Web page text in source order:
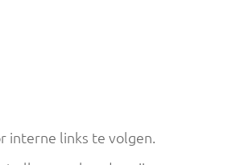
interne links te volgen.